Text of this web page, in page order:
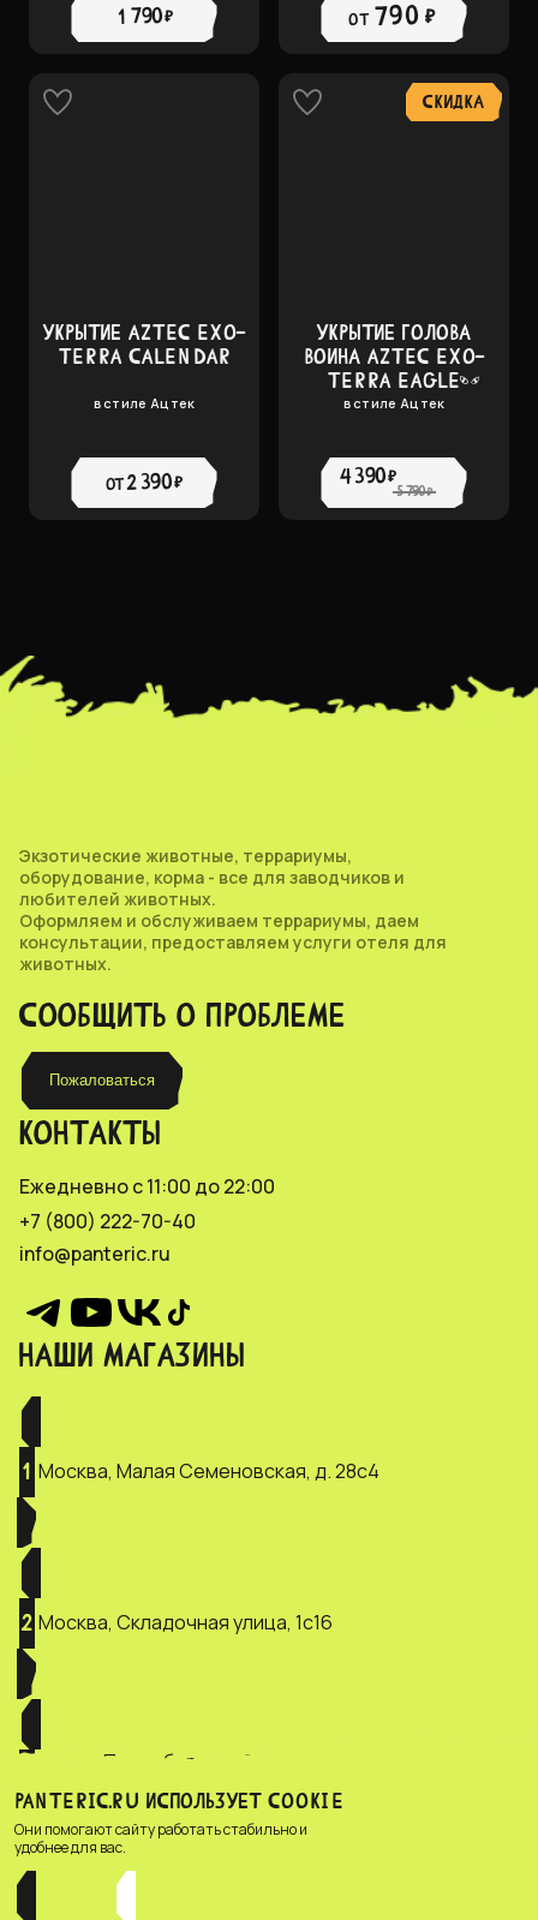
1 790 ₽ от 790 ₽
УКРЫТИЕ AZTEC EXO-
TERRA CALENDAR
в стиле Ацтек
от2 390 ₽
СКИДКА
УКРЫТИЕ ГОЛОВА
ВОИНА AZTEC EXO-
TERRA EAGLE
WARRIOR
в стиле Ацтек
4 390 ₽
5 790 ₽
Экзотические животные, террариумы,
оборудование, корма - все для заводчиков и
любителей животных.
Оформляем и обслуживаем террариумы, даем
консультации, предоставляем услуги отеля для
животных.
СООБЩИТЬ О ПРОБЛЕМЕ
Пожаловаться
НАШИ МАГАЗИНЫ
1 Москва, Малая Семеновская, д. 28с4
2 Москва, Складочная улица, 1с16
Санкт-Петербург, ул. Зверинская, д.
2/5
КОНТАКТЫ
Ежедневно с 11:00 до 22:00
+7 (800) 222-70-40
info@panteric.ru
PANTERIC.RU ИСПОЛЬЗУЕТ COOKIE
Они помогают сайту работать стабильно и
удобнее для вас.